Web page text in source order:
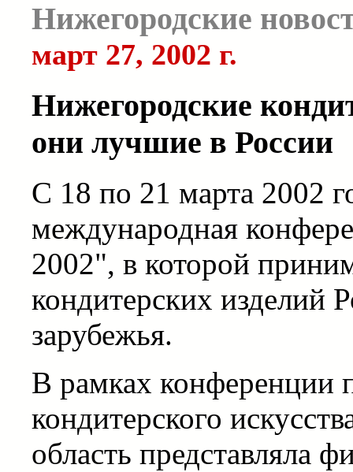
Нижегородские
март 27, 2002 г.
Нижегородские
они лучшие в России
С 18 по 21 марта 2002
международная
2002", в которой
кондитерских изделий
зарубежья.
В рамках конференции
кондитерского
область представляла